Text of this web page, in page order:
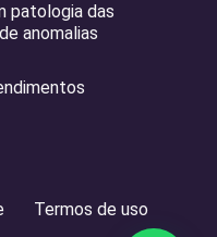
patologia das
anomalias
Termos de uso